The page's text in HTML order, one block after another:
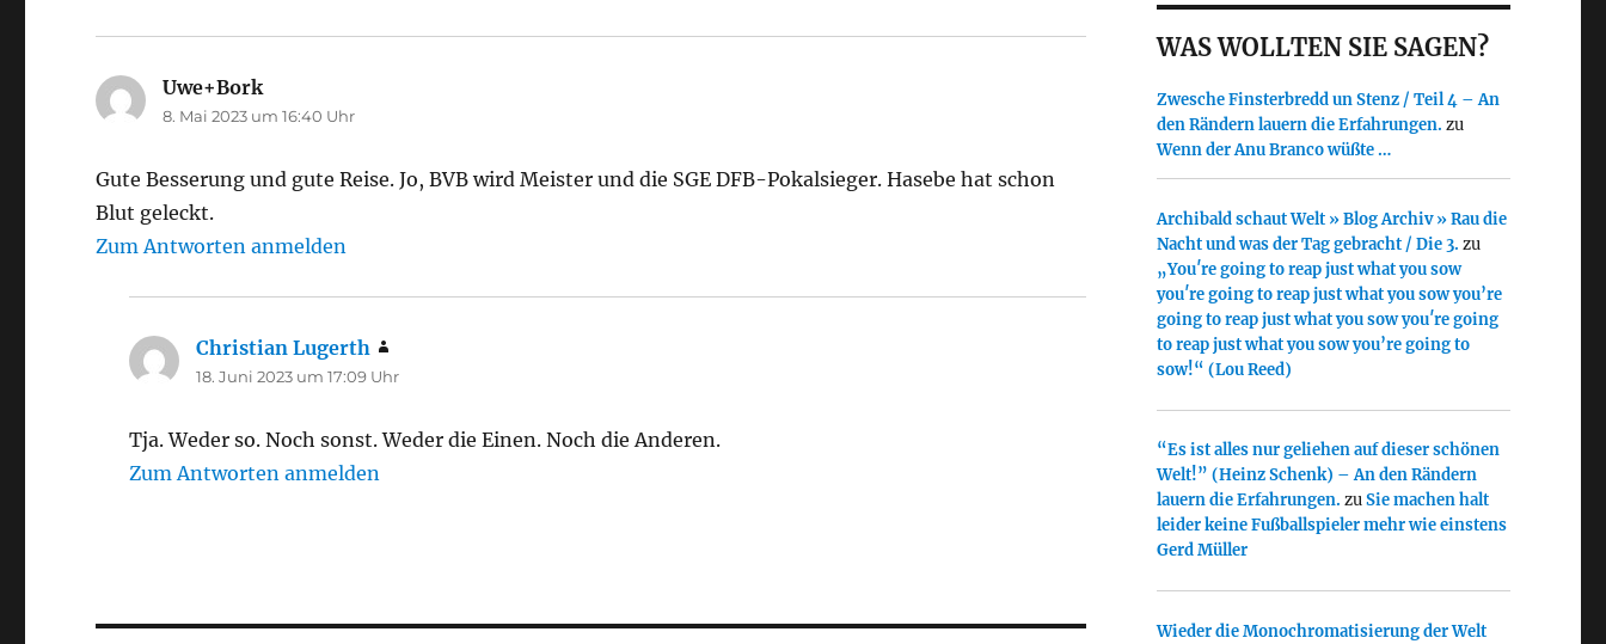
Uwe+Borksagt:
8. Mai 2023 um 16:40 Uhr
Gute Besserung und gute Reise. Jo, BVB wird Meister und die SGE DFB-Pokalsieger. Hasebe hat schon
Blut geleckt.
Zum Antworten anmelden
Christian Lugerth
18. Juni 2023 um 17:09 Uhr
Tja. Weder so. Noch sonst. Weder die Einen. Noch die Anderen.
Zum Antworten anmelden
WAS WOLLTEN SIE SAGEN?
Zwesche Finsterbredd un Stenz / Teil 4 – An
den Rändern lauern die Erfahrungen. zu
Wenn der Anu Branco wüßte …
Archibald schaut Welt » Blog Archiv » Rau die
Nacht und was der Tag gebracht / Die 3. zu
„You′re going to reap just what you sow
you′re going to reap just what you sow you’re
going to reap just what you sow you′re going
to reap just what you sow you’re going to
sow!“ (Lou Reed)
“Es ist alles nur geliehen auf dieser schönen
Welt!” (Heinz Schenk) – An den Rändern
lauern die Erfahrungen. zuSie machen halt
leider keine Fußballspieler mehr wie einstens
Gerd Müller
Wieder die Monochromatisierung der Welt